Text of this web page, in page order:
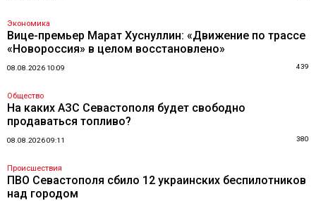
Экономика
Вице-премьер Марат Хуснуллин: «Движение по трассе
«Новороссия» в целом восстановлено»
08.08.2026 10:09 439
Общество
На каких АЗС Севастополя будет свободно
продаваться топливо?
08.08.2026 09:11 380
Происшествия
ПВО Севастополя сбило 12 украинских беспилотников
над городом